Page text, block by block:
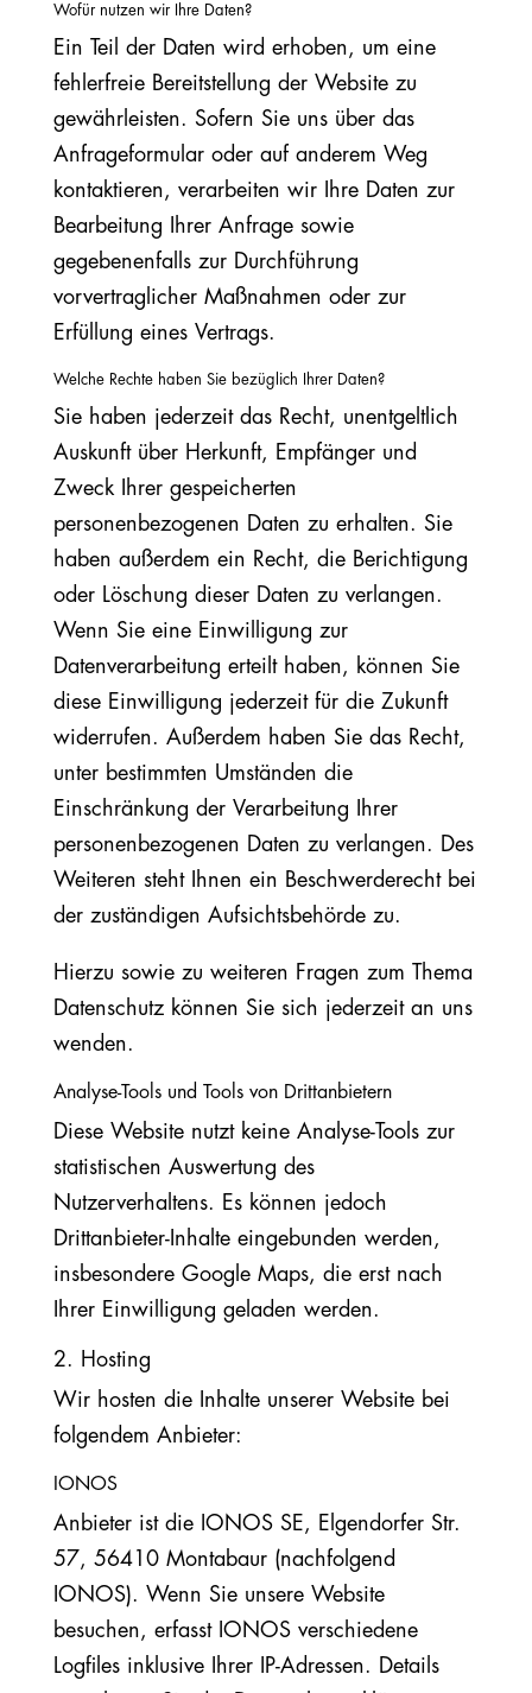
Wofür nutzen wir Ihre Daten?
Ein Teil der Daten wird erhoben, um eine
fehlerfreie Bereitstellung der Website zu
gewährleisten. Sofern Sie uns über das
Anfrageformular oder auf anderem Weg
kontaktieren, verarbeiten wir Ihre Daten zur
Bearbeitung Ihrer Anfrage sowie
gegebenenfalls zur Durchführung
vorvertraglicher Maßnahmen oder zur
Erfüllung eines Vertrags.
Welche Rechte haben Sie bezüglich Ihrer Daten?
Sie haben jederzeit das Recht, unentgeltlich
Auskunft über Herkunft, Empfänger und
Zweck Ihrer gespeicherten
personenbezogenen Daten zu erhalten. Sie
haben außerdem ein Recht, die Berichtigung
oder Löschung dieser Daten zu verlangen.
Wenn Sie eine Einwilligung zur
Datenverarbeitung erteilt haben, können Sie
diese Einwilligung jederzeit für die Zukunft
widerrufen. Außerdem haben Sie das Recht,
unter bestimmten Umständen die
Einschränkung der Verarbeitung Ihrer
personenbezogenen Daten zu verlangen. Des
Weiteren steht Ihnen ein Beschwerderecht bei
der zuständigen Aufsichtsbehörde zu.
Hierzu sowie zu weiteren Fragen zum Thema
Datenschutz können Sie sich jederzeit an uns
wenden.
Analyse-Tools und Tools von Drittanbietern
Diese Website nutzt keine Analyse-Tools zur
statistischen Auswertung des
Nutzerverhaltens. Es können jedoch
Drittanbieter-Inhalte eingebunden werden,
insbesondere Google Maps, die erst nach
Ihrer Einwilligung geladen werden.
2. Hosting
Wir hosten die Inhalte unserer Website bei
folgendem Anbieter:
IONOS
Anbieter ist die IONOS SE, Elgendorfer Str.
57, 56410 Montabaur (nachfolgend
IONOS). Wenn Sie unsere Website
besuchen, erfasst IONOS verschiedene
Logfiles inklusive Ihrer IP-Adressen. Details